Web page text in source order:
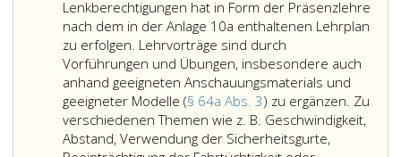
3
Lenkberechtigungen hat in Form der Präsenzlehre
nach dem in der Anlage 10a enthaltenen Lehrplan
zu erfolgen. Lehrvorträge sind durch
Vorführungen und Übungen, insbesondere auch
anhand geeigneten Anschauungsmaterials und
geeigneter Modelle (§ 64a Abs. 3) zu ergänzen. Zu
verschiedenen Themen wie z. B. Geschwindigkeit,
Abstand, Verwendung der Sicherheitsgurte,